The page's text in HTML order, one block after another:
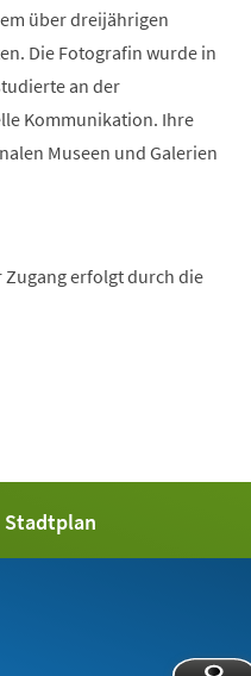
über dreijährigen
Die Fotografin wurde in
an der
Kommunikation. Ihre
Museen und Galerien
erfolgt durch die
Stadtplan